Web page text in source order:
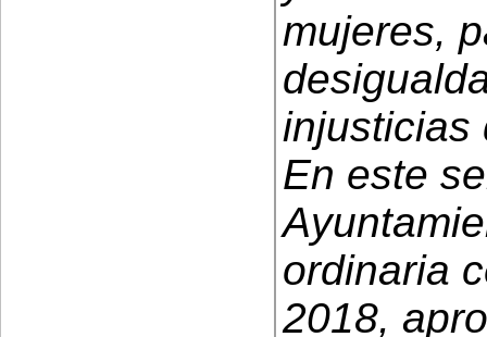
mujeres,
injusticias
En este
ordinaria
2018,